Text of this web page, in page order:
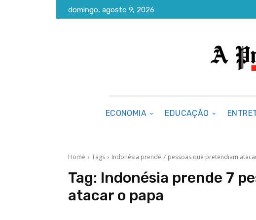
domingo, agosto 9, 2026
ECONOMIA EDUCAÇÃO
Home Tags Indonésia prende 7 pessoas que pretendiam
Tag: Indonésia prende 7
atacar o papa